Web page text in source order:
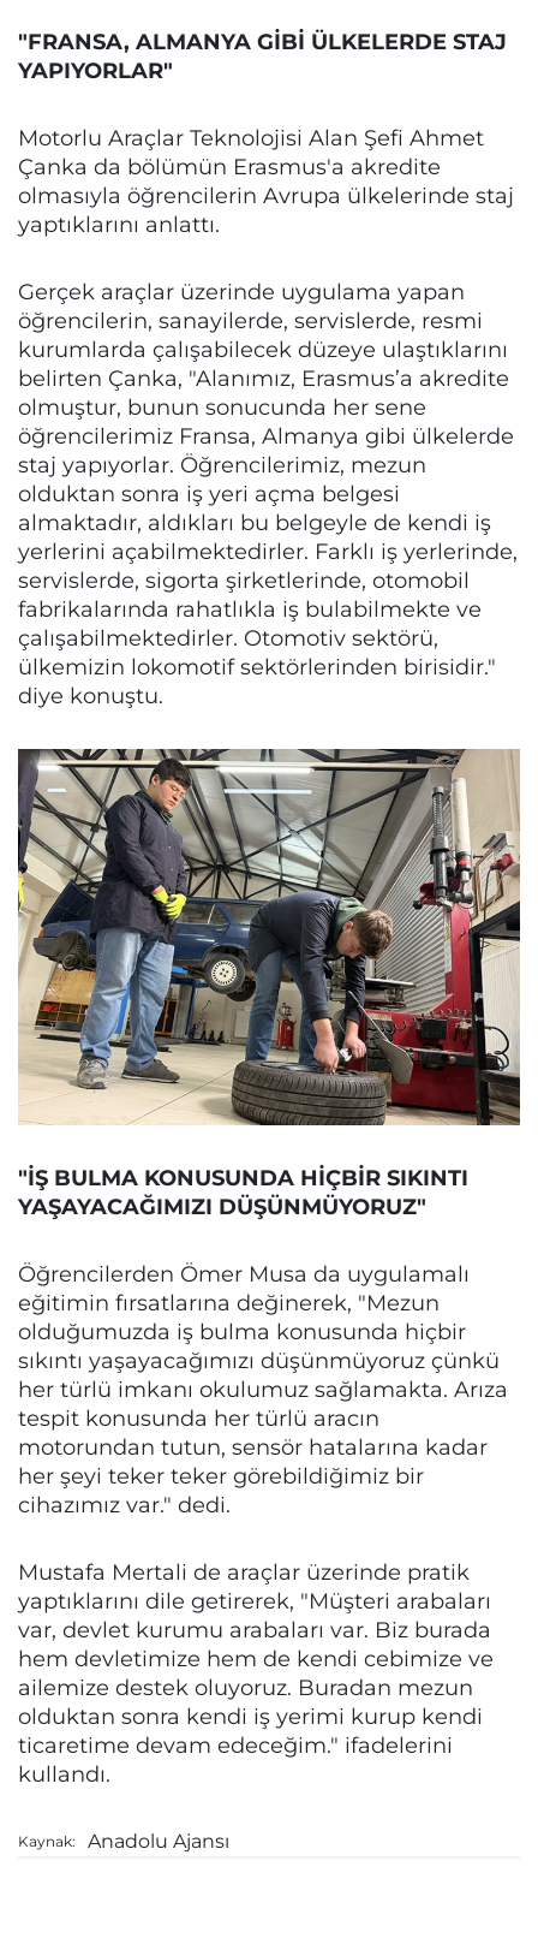
"FRANSA, ALMANYA GİBİ ÜLKELERDE STAJ
YAPIYORLAR"
Motorlu Araçlar Teknolojisi Alan Şefi Ahmet
Çanka da bölümün Erasmus'a akredite
olmasıyla öğrencilerin Avrupa ülkelerinde staj
yaptıklarını anlattı.
Gerçek araçlar üzerinde uygulama yapan
öğrencilerin, sanayilerde, servislerde, resmi
kurumlarda çalışabilecek düzeye ulaştıklarını
belirten Çanka, "Alanımız, Erasmus’a akredite
olmuştur, bunun sonucunda her sene
öğrencilerimiz Fransa, Almanya gibi ülkelerde
staj yapıyorlar. Öğrencilerimiz, mezun
olduktan sonra iş yeri açma belgesi
almaktadır, aldıkları bu belgeyle de kendi iş
yerlerini açabilmektedirler. Farklı iş yerlerinde,
servislerde, sigorta şirketlerinde, otomobil
fabrikalarında rahatlıkla iş bulabilmekte ve
çalışabilmektedirler. Otomotiv sektörü,
ülkemizin lokomotif sektörlerinden birisidir."
diye konuştu.
"İŞ BULMA KONUSUNDA HİÇBİR SIKINTI
YAŞAYACAĞIMIZI DÜŞÜNMÜYORUZ"
Öğrencilerden Ömer Musa da uygulamalı
eğitimin fırsatlarına değinerek, "Mezun
olduğumuzda iş bulma konusunda hiçbir
sıkıntı yaşayacağımızı düşünmüyoruz çünkü
her türlü imkanı okulumuz sağlamakta. Arıza
tespit konusunda her türlü aracın
motorundan tutun, sensör hatalarına kadar
her şeyi teker teker görebildiğimiz bir
cihazımız var." dedi.
Mustafa Mertali de araçlar üzerinde pratik
yaptıklarını dile getirerek, "Müşteri arabaları
var, devlet kurumu arabaları var. Biz burada
hem devletimize hem de kendi cebimize ve
ailemize destek oluyoruz. Buradan mezun
olduktan sonra kendi iş yerimi kurup kendi
ticaretime devam edeceğim." ifadelerini
kullandı.
Kaynak: Anadolu Ajansı